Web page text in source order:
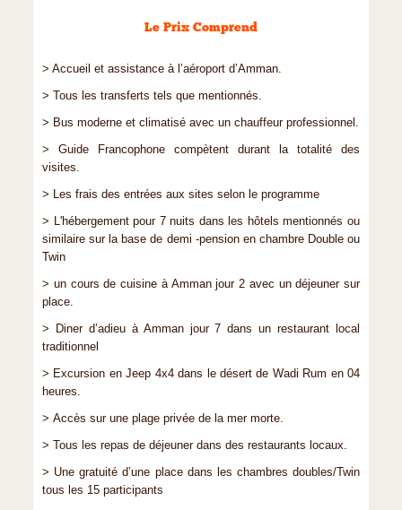
Le Prix Comprend
> Accueil et assistance à l’aéroport d’Amman.
> Tous les transferts tels que mentionnés.
> Bus moderne et climatisé avec un chauffeur professionnel.
> Guide Francophone compètent durant la totalité des
visites.
> Les frais des entrées aux sites selon le programme
> L'hébergement pour 7 nuits dans les hôtels mentionnés ou
similaire sur la base de demi -pension en chambre Double ou
Twin
> un cours de cuisine à Amman jour 2 avec un déjeuner sur
place.
> Diner d’adieu à Amman jour 7 dans un restaurant local
traditionnel
> Excursion en Jeep 4x4 dans le désert de Wadi Rum en 04
heures.
> Accès sur une plage privée de la mer morte.
> Tous les repas de déjeuner dans des restaurants locaux.
> Une gratuité d’une place dans les chambres doubles/Twin
tous les 15 participants